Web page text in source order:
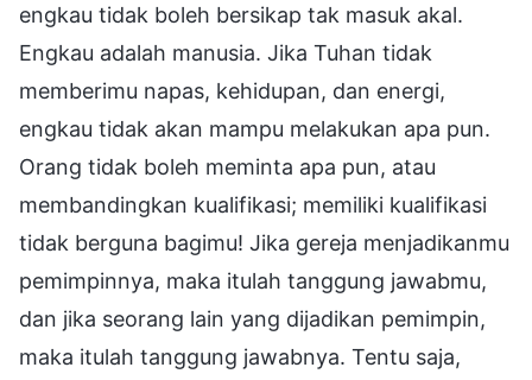
engkau tidak boleh bersikap tak masuk akal.
Engkau adalah manusia. Jika Tuhan tidak
memberimu napas, kehidupan, dan energi,
engkau tidak akan mampu melakukan apa pun.
Orang tidak boleh meminta apa pun, atau
membandingkan kualifikasi; memiliki kualifikasi
tidak berguna bagimu! Jika gereja menjadikanmu
pemimpinnya, maka itulah tanggung jawabmu,
dan jika seorang lain yang dijadikan pemimpin,
maka itulah tanggung jawabnya. Tentu saja,